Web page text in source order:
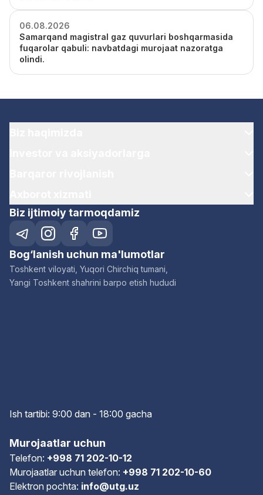
06.08.2026
Samarqand magistral gaz quvurlari boshqarmasida
fuqarolar qabuli: navbatdagi murojaat nazoratga
olindi.
Biz ijtimoiy tarmoqdamiz
Bog‘lanish uchun ma'lumotlar
Toshkent viloyati, Yuqori Chirchiq tumani,
Yangi Toshkent shahrini barpo etish hududi
Ish tartibi: 9:00 dan - 18:00 gacha
Murojaatlar uchun
Telefon: +998 71 202-10-12
Murojaatlar uchun telefon: +998 71 202-10-60
Elektron pochta: info@utg.uz